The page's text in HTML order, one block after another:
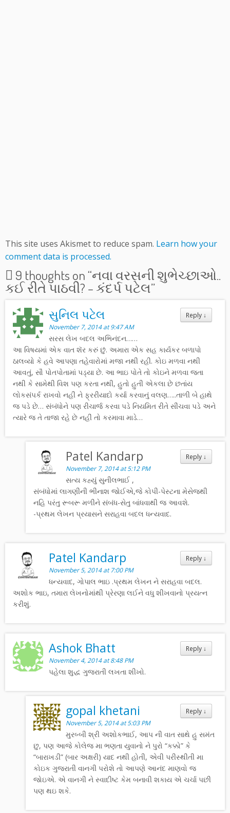
This site uses Akismet to reduce spam. Learn how your
comment data is processed.
9 thoughts on “નવા વરસની શુભેચ્છાઓ..
કઈ રીતે પાઠવી? – કંદર્પ પટેલ”
Reply ↓
સુનિલ પટેલ
November 7, 2014 at 9:47 AM
સરસ લેખ બદલ અભિનંદન……
આ વિષયમાં એક વાત શૅર કરું છું. અમારા એક સહ કાર્યકર બળાપો
ઠાલવ્યો કે હવે આપણા તહેવારોમાં મજા નથી રહી. કોઇ મળવા નથી
આવતું, સૌ પોતપોતામાં પડ્યા છે. આ ભાઇ પોતે તો કોઇને મળવા જતા
નથી કે સામેથી વિશ પણ કરતા નથી, હુતો હુતી એકલા છે છતાંય
લોકસંપર્ક રાખવો નહીં ને ફ્રરીયાદો કર્યા કરવાનું વલણ…..તાળી બે હાથે
જ પડે છે… સંબંધોને પણ રીચાર્જ કરવા પડે નિયમિત રીતે સીંચવા પડે અને
ત્યારે જ તે તાજા રહે છે નહીં તો કરમાવા માડે…
Reply ↓
Patel Kandarp
November 7, 2014 at 5:12 PM
સત્ય કહ્યું સુનીલભાઈ ,
સંબંધોમાં લાગણીની ભીનાશ જોઈએ,જે કોપી-પેસ્ટના મેસેજથી
નહિ પરંતુ રૂબરૂ મળીને સંબંધ-સેતુ બાંધવાથી જ આવશે.
-પ્રથમ લેખન પ્રયાસને સરાહવા બદલ ધન્યવાદ.
Reply ↓
Patel Kandarp
November 5, 2014 at 7:00 PM
ધન્યવાદ, ગોપાલ ભાઇ .પ્રથમ લેખન ને સરાહવા બદલ.
અશોક ભાઇ, તમારા લેખનોમાંથી પ્રેરણા લઈને વધુ શીખવાનો પ્રયત્ન
કરીશું.
Reply ↓
Ashok Bhatt
November 4, 2014 at 8:48 PM
પહેલા શુદ્ધ ગુજરાતી લખતા શીખો.
Reply ↓
gopal khetani
November 5, 2014 at 5:03 PM
મુરબ્બી શ્રી અશોકભાઈ, આપ ની વાત સાથે હુ સમંત
છુ, પણ આજે કોલેજ મા ભણતા યુવાનો ને પુરો “કક્કો” કે
“બારાખડી” (બાર અક્ષરી) યાદ નથી હોતી, એવી પરીસ્થીતી મા
કોઇક ગુજરાતી વાનગી પરોશે તો આપણે આનંદ માણવો જ
જોઇએ. એ વાનગી ને સ્વાદીષ્ટ કેમ બનાવી શકાય એ ચર્ચા પછી
પણ થઇ શકે.